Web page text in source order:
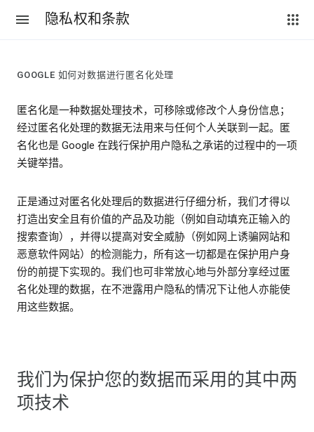
隐私权和条款
GOOGLE 如何对数据进行匿名化处理
匿名化是一种数据处理技术，可移除或修改个人身份信息；
经过匿名化处理的数据无法用来与任何个人关联到一起。匿
名化也是 Google 在践行保护用户隐私之承诺的过程中的一项
关键举措。
正是通过对匿名化处理后的数据进行仔细分析，我们才得以
打造出安全且有价值的产品及功能（例如自动填充正输入的
搜索查询），并得以提高对安全威胁（例如网上诱骗网站和
恶意软件网站）的检测能力，所有这一切都是在保护用户身
份的前提下实现的。我们也可非常放心地与外部分享经过匿
名化处理的数据，在不泄露用户隐私的情况下让他人亦能使
用这些数据。
我们为保护您的数据而采用的其中两
项技术